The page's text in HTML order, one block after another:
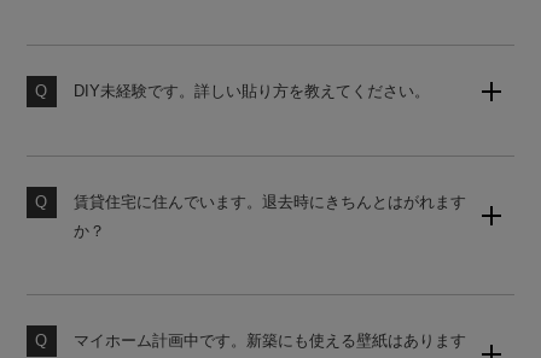
ください。
DIY未経験です。詳しい貼り方を教えてください。
壁紙の貼り方はこちら
賃貸住宅に住んでいます。退去時にきちんとはがれます
か？
おすすめします。
マイホーム計画中です。新築にも使える壁紙はあります